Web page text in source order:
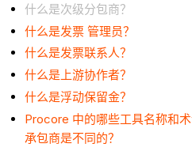
什么是次级分包商？
什么是发票 管理员？
什么是发票联系人？
什么是上游协作者？
什么是浮动保留金？
Procore 中的哪些工具名称和
承包商是不同的？